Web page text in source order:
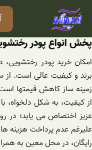
رفتن
پخش انواع پودر
امکان خرید پودر
برند و کیفیت عالی است. از
زمینه ساز کاهش قیمتها
از کیفیت، به شکل دلخواه،
عزیز اختصاص می یابد؛ در
علیرغم عدم پرداخت هزینه
رایگان، در محل معین به